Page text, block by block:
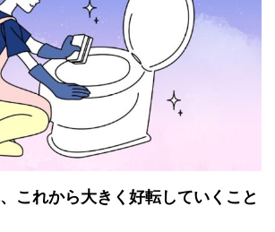
これから大きく好転していくこと